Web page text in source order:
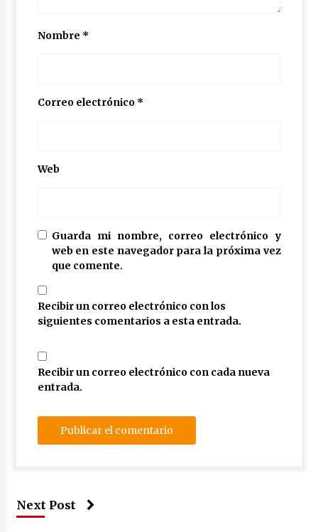
Nombre *
Correo electrónico *
Web
Guarda mi nombre, correo electrónico y
web en este navegador para la próxima vez
que comente.
Recibir un correo electrónico con los
siguientes comentarios a esta entrada.
Recibir un correo electrónico con cada nueva
entrada.
Next Post